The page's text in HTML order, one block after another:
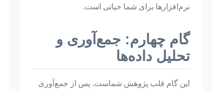
نرم‌افزارها برای شما حیاتی است.
گام چهارم: جمع‌آوری و
تحلیل داده‌ها
این گام قلب پژوهش شماست. پس از جمع‌آوری